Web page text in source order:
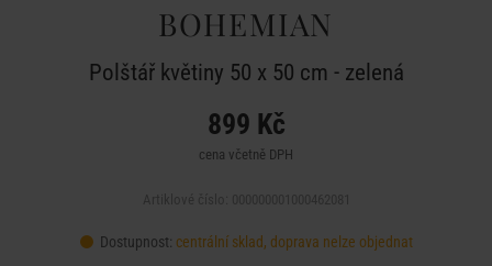
BOHEMIAN
Polštář květiny 50 x 50 cm - zelená
899 Kč
cena včetně DPH
Dostupnost: centrální sklad, doprava nelze objednat